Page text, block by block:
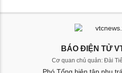
BÁO ĐIỆN TỬ
Cơ quan chủ quản: Đài